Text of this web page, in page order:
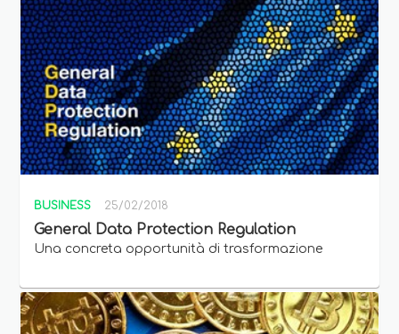
BUSINESS 25/02/2018
General Data Protection Regulation
Una concreta opportunità di trasformazione